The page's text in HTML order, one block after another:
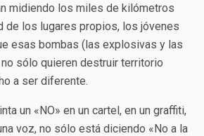
midiendo los miles de kilómetros
de los lugares propios, los jóvenes
esas bombas (las explosivas y las
sólo quieren destruir territorio
a ser diferente.
un «NO» en un cartel, en un graffiti,
voz, no sólo está diciendo «No a la